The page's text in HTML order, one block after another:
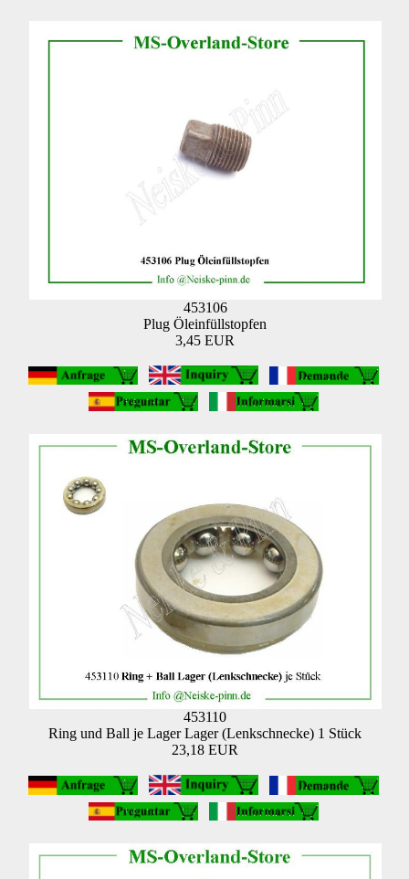
453106
Plug Öleinfüllstopfen
3,45 EUR
453110
Ring und Ball je Lager Lager (Lenkschnecke) 1 Stück
23,18 EUR